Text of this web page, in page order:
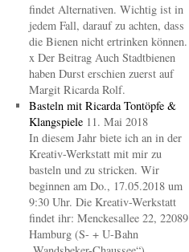
findet Alternativen. Wichtig ist in
jedem Fall, darauf zu achten, dass
die Bienen nicht ertrinken können.
x Der Beitrag Auch Stadtbienen
haben Durst erschien zuerst auf
Margit Ricarda Rolf.
Basteln mit Ricarda Tontöpfe &
Klangspiele 11. Mai 2018
In diesem Jahr biete ich an in der
Kreativ-Werkstatt mit mir zu
basteln und zu stricken. Wir
beginnen am Do., 17.05.2018 um
9:30 Uhr. Die Kreativ-Werkstatt
findet ihr: Menckesallee 22, 22089
Hamburg (S- + U-Bahn